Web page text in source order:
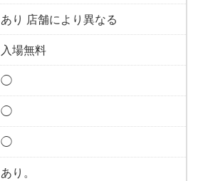
あり 店舗により異なる
入場無料
◯
◯
◯
あり。